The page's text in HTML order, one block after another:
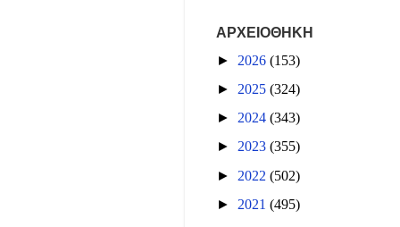
ΑΡΧΕΙΟΘΗΚΗ
► 2026 (153)
► 2025 (324)
► 2024 (343)
► 2023 (355)
► 2022 (502)
► 2021 (495)